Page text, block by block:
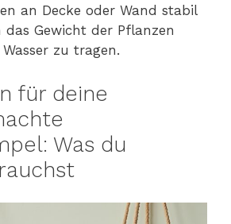
an Decke oder Wand stabil
Gewicht der Pflanzen
zu tragen.
für deine
Was du